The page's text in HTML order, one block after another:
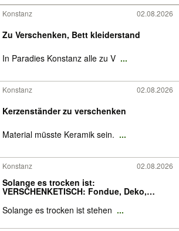
Konstanz 02.08.2026
Zu Verschenken, Bett kleiderstand
In Paradies Konstanz alle zu V ...
Konstanz 02.08.2026
Kerzenständer zu verschenken
Material müsste Keramik sein. ...
Konstanz 02.08.2026
Solange es trocken ist:
VERSCHENKETISCH: Fondue, Deko,
Solange es trocken ist stehen ...